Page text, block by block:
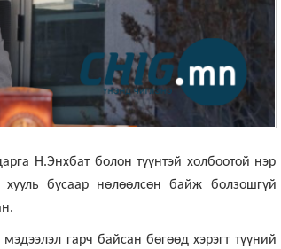
Н.Энхбат болон түүнтэй холбоотой нэр
бусаар нөлөөлсөн байж болзошгүй
гарч байсан бөгөөд хэрэгт түүний